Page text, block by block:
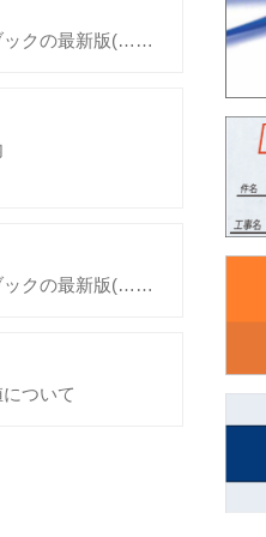
ックの最新版(……
ックの最新版(……
ついて